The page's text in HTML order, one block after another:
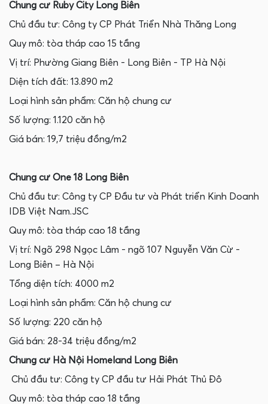
Chung cư Ruby City Long Biên
Chủ đầu tư: Công ty CP Phát Triển Nhà Thăng Long
Quy mô: tòa tháp cao 15 tầng
Vị trí: Phường Giang Biên - Long Biên - TP Hà Nội
Diện tích đất: 13.890 m2
Loại hình sản phẩm: Căn hộ chung cư
Số lượng: 1.120 căn hộ
Giá bán: 19,7 triệu đồng/m2‍
Chung cư One 18 Long Biên
Chủ đầu tư: Công ty CP Đầu tư và Phát triển Kinh Doanh
IDB Việt Nam.JSC
Quy mô: tòa tháp cao 18 tầng
Vị trí: Ngõ 298 Ngọc Lâm - ngõ 107 Nguyễn Văn Cừ -
Long Biên – Hà Nội
Tổng diện tích: 4000 m2
Loại hình sản phẩm: Căn hộ chung cư
Số lượng: 220 căn hộ
Giá bán: 28-34 triệu đồng/m2
Chung cư Hà Nội Homeland Long Biên
Chủ đầu tư: Công ty CP đầu tư Hải Phát Thủ Đô
Quy mô: tòa tháp cao 18 tầng